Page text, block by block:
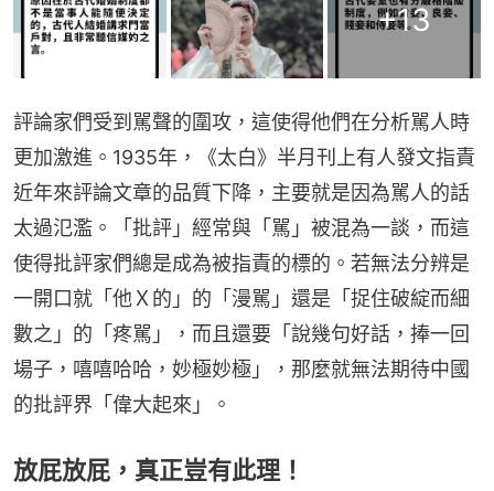
+13
評論家們受到駡聲的圍攻，這使得他們在分析駡人時
更加激進。1935年，《太白》半月刊上有人發文指責
近年來評論文章的品質下降，主要就是因為駡人的話
太過氾濫。「批評」經常與「駡」被混為一談，而這
使得批評家們總是成為被指責的標的。若無法分辨是
一開口就「他Ｘ的」的「漫駡」還是「捉住破綻而細
數之」的「疼駡」，而且還要「說幾句好話，捧一回
場子，嘻嘻哈哈，妙極妙極」，那麼就無法期待中國
的批評界「偉大起來」。
放屁放屁，真正豈有此理！